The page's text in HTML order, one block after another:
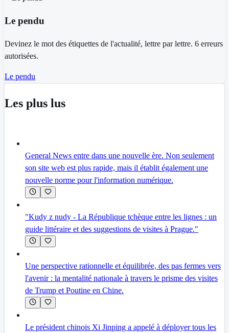
Le pendu
Devinez le mot des étiquettes de l'actualité, lettre par lettre. 6 erreurs
autorisées.
Le pendu
Les plus lus
General News entre dans une nouvelle ère. Non seulement
son site web est plus rapide, mais il établit également une
nouvelle norme pour l'information numérique.
"Kudy z nudy - La République tchèque entre les lignes : un
guide littéraire et des suggestions de visites à Prague."
Une perspective rationnelle et équilibrée, des pas fermes vers
l'avenir : la mentalité nationale à travers le prisme des visites
de Trump et Poutine en Chine.
Le président chinois Xi Jinping a appelé à déployer tous les